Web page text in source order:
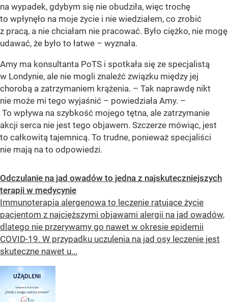
na wypadek, gdybym się nie obudziła, więc trochę
to wpłynęło na moje życie i nie wiedziałem, co zrobić
z pracą, a nie chciałam nie pracować. Było ciężko, nie mogę
udawać, że było to łatwe – wyznała.
Amy ma konsultanta PoTS i spotkała się ze specjalistą
w Londynie, ale nie mogli znaleźć związku między jej
chorobą a zatrzymaniem krążenia. – Tak naprawdę nikt
nie może mi tego wyjaśnić – powiedziała Amy. –
To wpływa na szybkość mojego tętna, ale zatrzymanie
akcji serca nie jest tego objawem. Szczerze mówiąc, jest
to całkowitą tajemnicą. To trudne, ponieważ specjaliści
nie mają na to odpowiedzi.
Odczulanie na jad owadów to jedna z najskuteczniejszych
terapii w medycynie
Immunoterapia alergenowa to leczenie ratujące życie
pacjentom z najcięższymi objawami alergii na jad owadów,
dlatego nie przerywamy go nawet w okresie epidemii
COVID-19. W przypadku uczulenia na jad osy leczenie jest
skuteczne nawet u...